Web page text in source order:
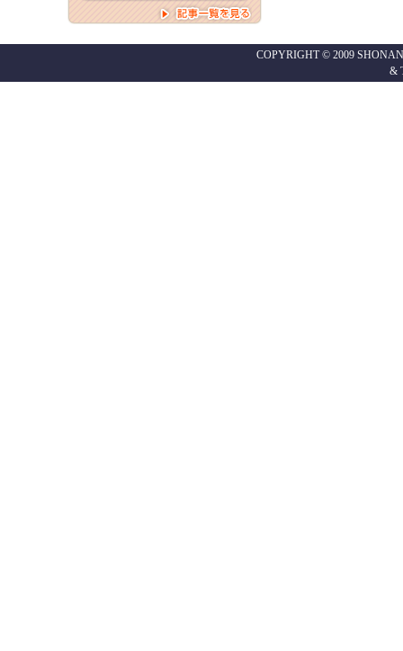
COPYRIGHT © 2009
&